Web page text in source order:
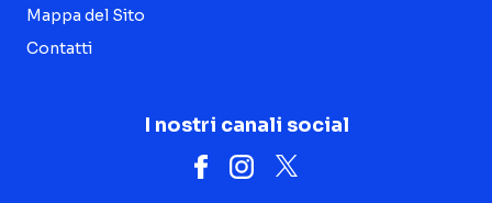
Mappa del Sito
Contatti
I nostri canali social